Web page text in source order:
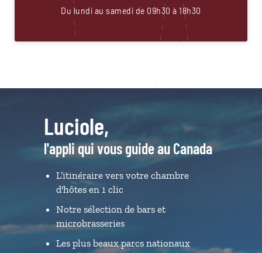
Du lundi au samedi de 09h30 à 18h30
Luciole,
l'appli qui vous guide au Canada
L’itinéraire vers votre chambre
d'hôtes en 1 clic
Notre sélection de bars et
microbrasseries
Les plus beaux parcs nationaux